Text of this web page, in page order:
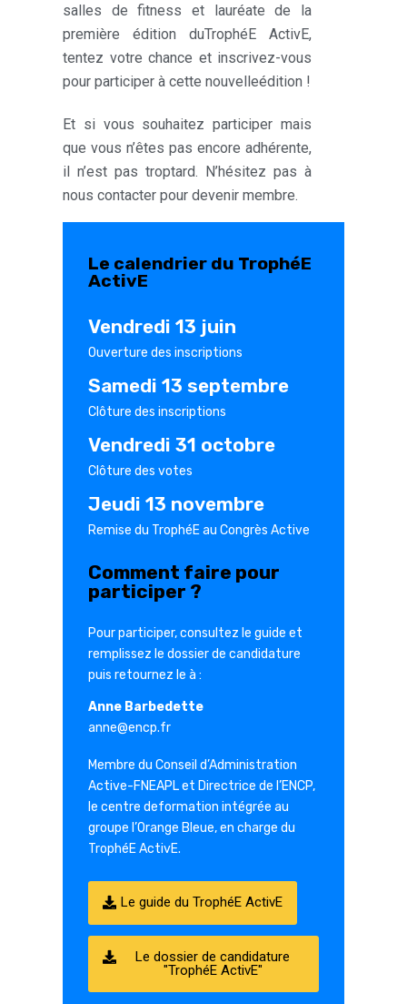
salles de fitness et lauréate de la
première édition duTrophéE ActivE,
tentez votre chance et inscrivez-vous
pour participer à cette nouvelleédition !
Et si vous souhaitez participer mais
que vous n’êtes pas encore adhérente,
il n’est pas troptard. N’hésitez pas à
nous contacter pour devenir membre.
Le calendrier du TrophéE
ActivE
Vendredi 13 juin
Ouverture des inscriptions
Samedi 13 septembre
Clôture des inscriptions
Vendredi 31 octobre
Clôture des votes
Jeudi 13 novembre
Remise du TrophéE au Congrès Active
Comment faire pour
participer ?
Pour participer, consultez le guide et
remplissez le dossier de candidature
puis retournez le à :
Anne Barbedette
anne@encp.fr
Membre du Conseil d’Administration
Active-FNEAPL et Directrice de l’ENCP,
le centre deformation intégrée au
groupe l’Orange Bleue, en charge du
TrophéE ActivE.
Le guide du TrophéE ActivE
Le dossier de candidature
"TrophéE ActivE"